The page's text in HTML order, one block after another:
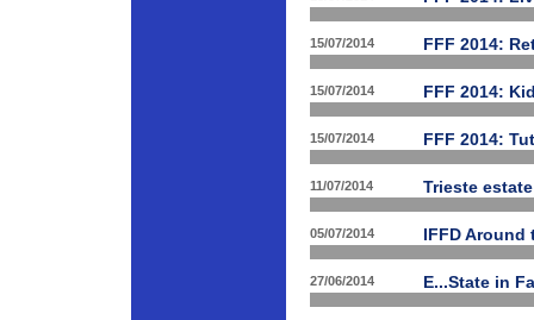
15/07/2014 FFF 2014:
15/07/2014 FFF 2014:
15/07/2014 FFF 2014:
11/07/2014 Trieste
05/07/2014 IFFD
27/06/2014 E...State in